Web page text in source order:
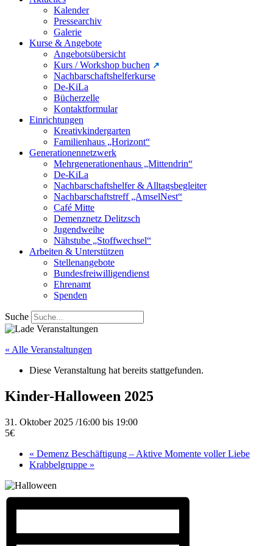
Kalender
Pressearchiv
Galerie
Kurse & Angebote
Angebotsübersicht
Kurs / Workshop buchen
Nachbarschaftshelferkurse
De-KiLa
Bücherzelle
Kontaktformular
Einrichtungen
Kreativkindergarten
Familienhaus „Horizont“
Generationennetzwerk
Mehrgenerationenhaus „Mittendrin“
De-KiLa
Nachbarschaftshelfer & Alltagsbegleiter
Nachbarschaftstreff „AmselNest“
Café Mitte
Demenznetz Delitzsch
Jugendweihe
Nähstube „Stoffwechsel“
Arbeiten & Unterstützen
Stellenangebote
Bundesfreiwilligendienst
Ehrenamt
Spenden
Suche
« Alle Veranstaltungen
Diese Veranstaltung hat bereits stattgefunden.
Kinder-Halloween 2025
31. Oktober 2025 /16:00 bis 19:00
5€
« Demenz Beschäftigung – Aktive Momente voller Liebe
Krabbelgruppe »